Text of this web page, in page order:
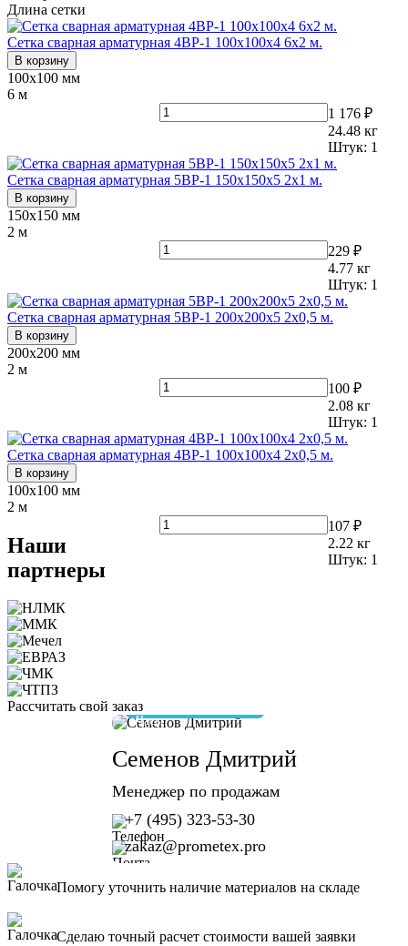
Длина сетки
Сетка сварная арматурная 4ВР-1 100х100х4 6х2 м.
В корзину
100х100 мм
6 м
1 176 ₽
24.48 кг
Штук: 1
Сетка сварная арматурная 5ВР-1 150х150х5 2х1 м.
В корзину
150х150 мм
2 м
229 ₽
4.77 кг
Штук: 1
Сетка сварная арматурная 5ВР-1 200х200х5 2х0,5 м.
В корзину
200х200 мм
2 м
100 ₽
2.08 кг
Штук: 1
Сетка сварная арматурная 4ВР-1 100х100х4 2х0,5 м.
В корзину
100х100 мм
2 м
107 ₽
2.22 кг
Штук: 1
Наши
партнеры
Рассчитать свой заказ
Семенов Дмитрий
Менеджер по продажам
+7 (495) 323-53-30
zakaz@prometex.pro
Помогу уточнить наличие материалов на складе
Сделаю точный расчет стоимости вашей заявки